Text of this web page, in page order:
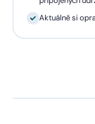
Aktuálně si